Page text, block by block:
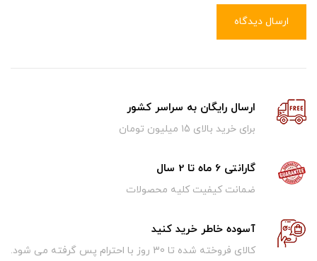
ارسال دیدگاه
ارسال رایگان به سراسر کشور
برای خرید بالای ۱5 میلیون تومان
گارانتی 6 ماه تا 2 سال
ضمانت کیفیت کلیه محصولات
آسوده خاطر خرید کنید
کالای فروخته شده تا 30 روز با احترام پس گرفته می شود.